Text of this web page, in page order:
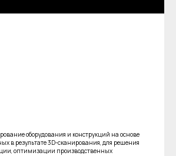
оборудования и конструкций на основе
в результате 3D-сканирования, для решения
оптимизации производственных